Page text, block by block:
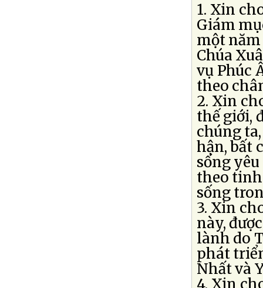
1. Xin
Giám
một năm
Chúa
vụ Phúc
theo
2. Xin
thế giới,
chúng
hận, bất
sống
theo tinh
sống
3. Xin
này,
lành do
phát
Nhất và
4. Xin